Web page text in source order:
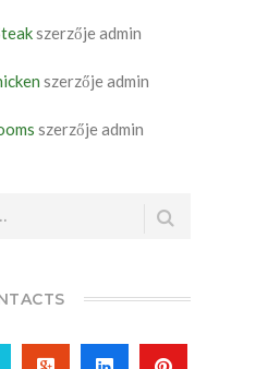
szerzőjeadmin
szerzőjeadmin
szerzőjeadmin